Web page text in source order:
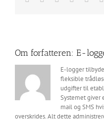
Om forfatteren: E-
E-logger
fleksible
udgifter til
Systemet giver
mail og SMS
overskrides. Alt dette